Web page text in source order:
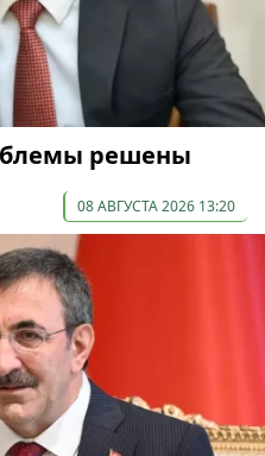
решены
08 АВГУСТА 2026 13:20